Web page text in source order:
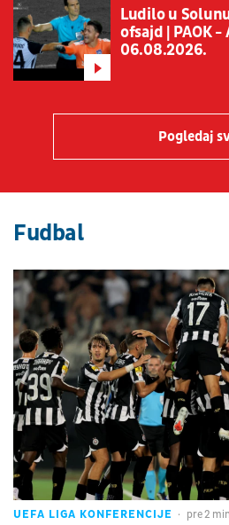
Ludilo u
ofsajd | PAOK
06.08.2026.
Pogledaj
Fudbal
UEFA LIGA KONFERENCIJE pre 2